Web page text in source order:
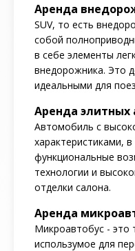
Аренда
SUV, то есть
собой
в себе элементы
внедорожника. Это
идеальными для
Аренда элитных
Автомобиль с
характеристиками,
функциональные
технологии и
отделки салона.
Аренда
Микроавтобус - это
использумое для